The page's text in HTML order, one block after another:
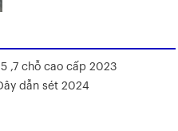
,7 chỗ cao cấp 2023
dẫn sét 2024